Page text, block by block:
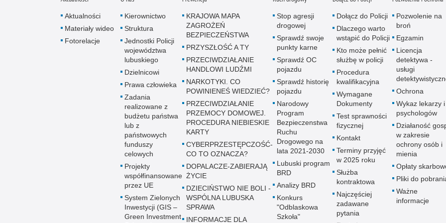
Aktualności
Materiały wideo
Fotorelacje
Kierownictwo
Struktura
Jednostki Policji
województwa
lubuskiego
Dzielnicowi
Prawa człowieka
Zadania
realizowane z
budżetu państwa
lub z
państwowych
funduszy
celowych
Projekty
współfinansowane
przez UE
System Zielonych
Inwestycji (GIS –
Green Investment
KRAJOWA MAPA
ZAGROŻEŃ
BEZPIECZEŃSTWA
PRZYSZŁOŚĆ A TY
PRZECIWDZIAŁANIE
HANDLOWI LUDŹMI
NARKOTYKI. CO
POWINIENEŚ WIEDZIEĆ?
PRZECIWDZIAŁANIE
PRZEMOCY DOMOWEJ.
PROCEDURA NIEBIESKIE
KARTY
CYBERPRZESTĘPCZOŚĆ-
CO TO OZNACZA?
DOPALACZE-ZABIERAJĄ
ŻYCIE
DZIECIŃSTWO NIE BOLI -
WSPÓLNA LUBUSKA
SPRAWA
INFORMACJE DLA
Stop agresji
drogowej
Sprawdź swoje
punkty karne
Sprawdź OC
pojazdu
Sprawdź historię
pojazdu
Narodowy
Program
Bezpieczenstwa
Ruchu
Drogowego na
lata 2021-2030
Lubuski program
BRD
Analizy BRD
Konkurs
"Odblaskowa
Szkoła"
Dołącz do Policji
Dlaczego warto
wstąpić do Policji
Kto może pełnić
służbę w policji
Procedura
kwalifikacyjna
Wymagane
Dokumenty
Test sprawności
fizycznej
Kontakt
Terminy przyjęć
w 2025 roku
Służba
kontraktowa
Najczęściej
zadawane
pytania
Pozwolenie na
broń
Egzamin
Licencja
detektywa -
usługi
Ochrona
Wykaz lekarzy i
psychologów
Działaność
w zakresie
ochrony osób i
mienia
Opłaty
Pliki do
Ważne
informacje